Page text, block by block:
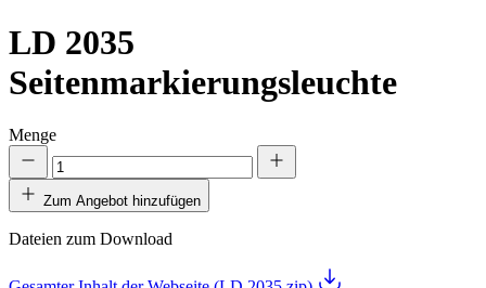
LD 2035
Seitenmarkierungsleuchte
Menge
Zum Angebot hinzufügen
Dateien zum Download